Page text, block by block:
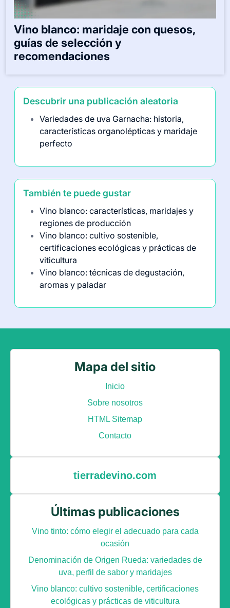
Vino blanco: maridaje con quesos,
guías de selección y
recomendaciones
Descubrir una publicación aleatoria
Variedades de uva Garnacha: historia,
características organolépticas y maridaje
perfecto
También te puede gustar
Vino blanco: características, maridajes y
regiones de producción
Vino blanco: cultivo sostenible,
certificaciones ecológicas y prácticas de
viticultura
Vino blanco: técnicas de degustación,
aromas y paladar
Mapa del sitio
Inicio
Sobre nosotros
HTML Sitemap
Contacto
tierradevino.com
Últimas publicaciones
Vino tinto: cómo elegir el adecuado para cada
ocasión
Denominación de Origen Rueda: variedades de
uva, perfil de sabor y maridajes
Vino blanco: cultivo sostenible, certificaciones
ecológicas y prácticas de viticultura